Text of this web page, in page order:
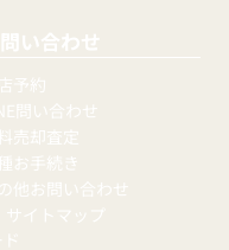
い合わせ
予約
問い合わせ
売却査定
お手続き
他お問い合わせ
サイトマップ